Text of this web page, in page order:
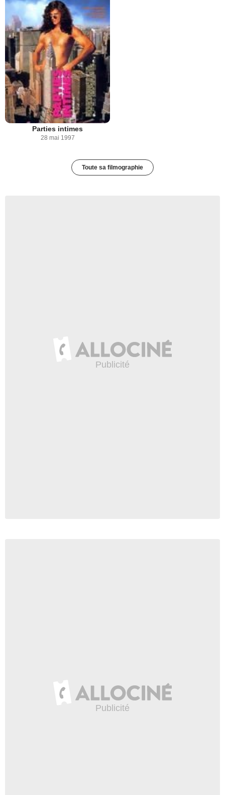
Parties intimes
28 mai 1997
Toute sa filmographie